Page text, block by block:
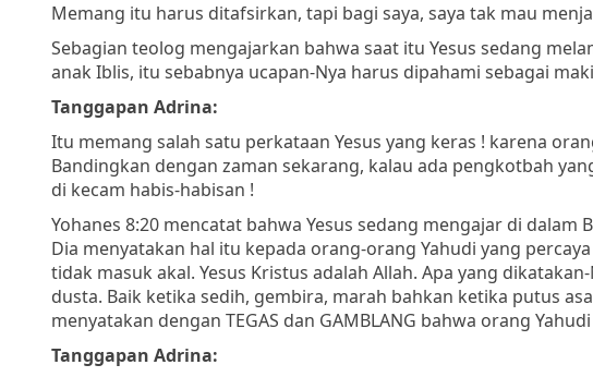
Memang itu harus ditafsirkan, tapi bagi saya, saya tak mau
Sebagian teolog mengajarkan bahwa saat itu Yesus sedang
anak Iblis, itu sebabnya ucapan-Nya harus dipahami sebagai
Tanggapan Adrina:
Itu memang salah satu perkataan Yesus yang keras ! karena
Bandingkan dengan zaman sekarang, kalau ada pengkotbah
di kecam habis-habisan !
Yohanes 8:20 mencatat bahwa Yesus sedang mengajar di
Dia menyatakan hal itu kepada orang-orang Yahudi yang
tidak masuk akal. Yesus Kristus adalah Allah. Apa yang
dusta. Baik ketika sedih, gembira, marah bahkan ketika putus
menyatakan dengan TEGAS dan GAMBLANG bahwa orang
Tanggapan Adrina: